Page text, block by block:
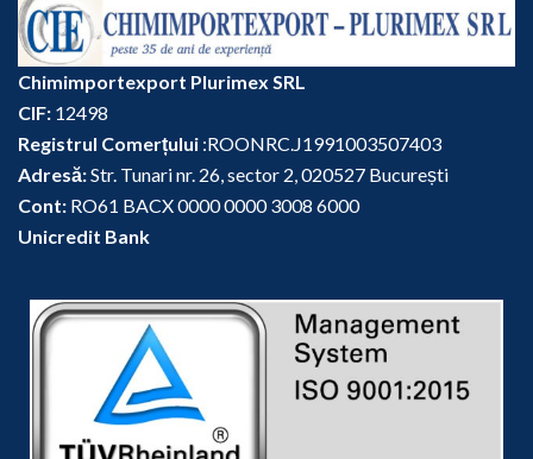
Chimimportexport Plurimex SRL
CIF: 12498
Registrul Comerțului :ROONRC.J1991003507403
Adresă:Str. Tunari nr. 26, sector 2, 020527 București
Cont: RO61 BACX 0000 0000 3008 6000
Unicredit Bank